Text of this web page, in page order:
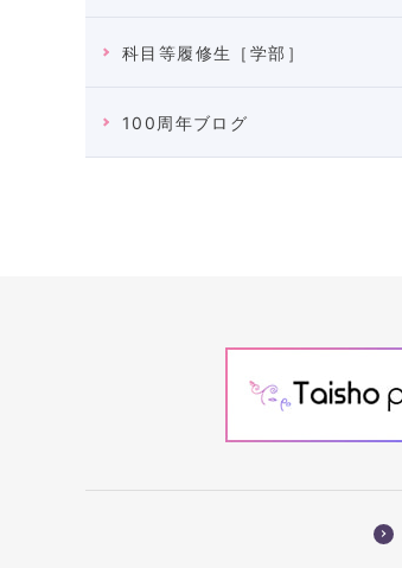
科目等履修生［学部］
100周年ブログ